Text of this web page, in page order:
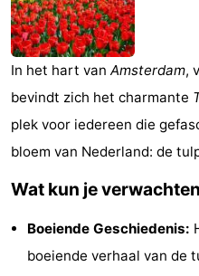
breakfasts)
Hotels
Vakantiehuizen
-
Het
Amsterdamse
Bos
-
Spaarnwoude
Last
minutes
Musea
Attracties
In het hart van Amsterdam,
bevindt zich het charmante
plek voor iedereen die
bloem van Nederland: de
Wat kun je
Boeiende Geschiedenis:
boeiende verhaal van de